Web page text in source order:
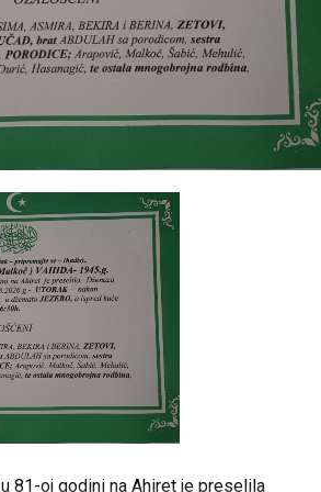
Post
u 81-oj godini na Ahiret je preselila